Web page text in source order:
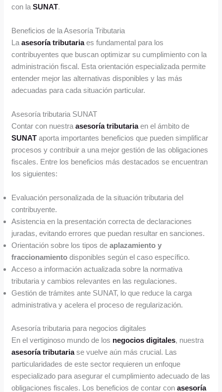
con laSUNAT.
Beneficios de la Asesoría Tributaria
Laasesoría tributariaes fundamental para los
contribuyentes que buscan optimizar su cumplimiento con la
administración fiscal. Esta orientación especializada permite
entender mejor las alternativas disponibles y las más
adecuadas para cada situación particular.
Asesoría tributaria SUNAT
Contar con nuestraasesoría tributariaen el ámbito de
SUNAT aporta importantes beneficios que pueden simplificar
procesos y contribuir a una mejor gestión de las obligaciones
fiscales. Entre los beneficios más destacados se encuentran
los siguientes:
Evaluación personalizada de la situación tributaria del
contribuyente.
Asistencia en la presentación correcta de declaraciones
juradas, evitando errores que puedan resultar en sanciones.
Orientación sobre los tipos deaplazamiento y
fraccionamiento disponibles según el caso específico.
Acceso a información actualizada sobre la normativa
tributaria y cambios relevantes en las regulaciones.
Gestión de trámites ante SUNAT, lo que reduce la carga
administrativa y acelera el proceso de regularización.
Asesoría tributaria para negocios digitales
En el vertiginoso mundo de los negocios digitales, nuestra
asesoría tributariase vuelve aún más crucial. Las
particularidades de este sector requieren un enfoque
especializado para asegurar el cumplimiento adecuado de las
obligaciones fiscales. Los beneficios de contar conasesoría